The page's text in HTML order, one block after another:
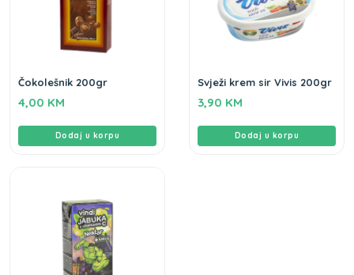
Čokolešnik 200gr
4,00 KM
Dodaj u korpu
Svježi krem sir Vivis 200gr
3,90 KM
Dodaj u korpu